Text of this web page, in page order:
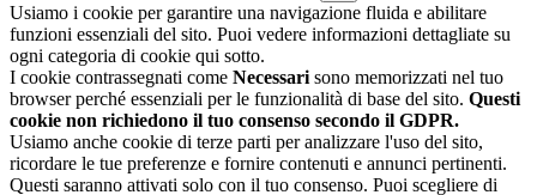
Usiamo i cookie per garantire una navigazione fluida e abilitare
funzioni essenziali del sito. Puoi vedere informazioni dettagliate su
ogni categoria di cookie qui sotto.
I cookie contrassegnati come Necessari sono memorizzati nel tuo
browser perché essenziali per le funzionalità di base del sito. Questi
cookie non richiedono il tuo consenso secondo il GDPR.
Usiamo anche cookie di terze parti per analizzare l'uso del sito,
ricordare le tue preferenze e fornire contenuti e annunci pertinenti.
Questi saranno attivati solo con il tuo consenso. Puoi scegliere di